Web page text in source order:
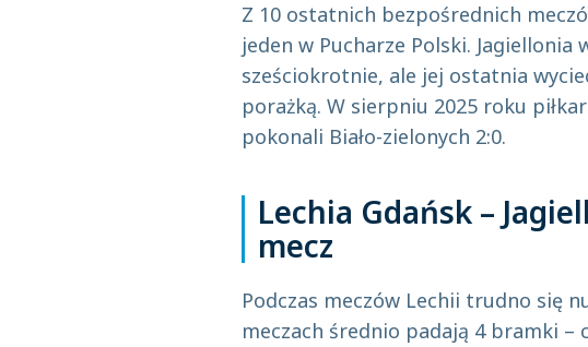
Z 10 ostatnich bezpośrednich
jeden w Pucharze Polski.
sześciokrotnie, ale jej ostatnia
porażką. W sierpniu 2025 roku
pokonali Biało-zielonych 2:0.
Lechia Gdańsk –
mecz
Podczas meczów Lechii trudno się
meczach średnio padają 4 bramki